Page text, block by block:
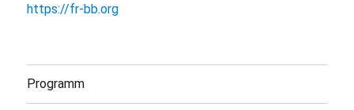
https://fr-bb.org
Programm